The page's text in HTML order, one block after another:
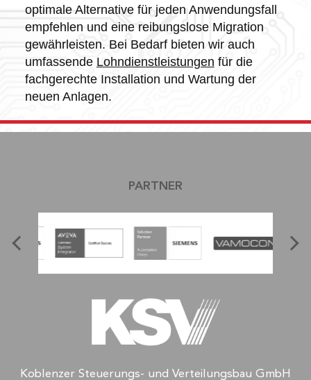
optimale Alternative für jeden Anwendungsfall
empfehlen und eine reibungslose Migration
gewährleisten. Bei Bedarf bieten wir auch
umfassende Lohndienstleistungen für die
fachgerechte Installation und Wartung der
neuen Anlagen.
PARTNER
Koblenzer Steuerungs- und Verteilungsbau GmbH